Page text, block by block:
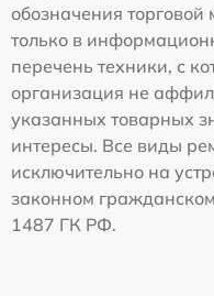
обозначения
только в
перечень техники, с
организация не
указанных товарных
интересы. Все виды
исключительно на
законном гражданском
1487 ГК РФ.